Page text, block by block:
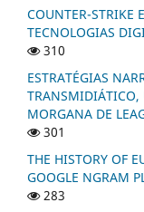
COUNTER-STRIKE
TECNOLOGIAS
310
ESTRATÉGIAS
TRANSMIDIÁTICO,
MORGANA DE
301
THE HISTORY OF
GOOGLE NGRAM
283